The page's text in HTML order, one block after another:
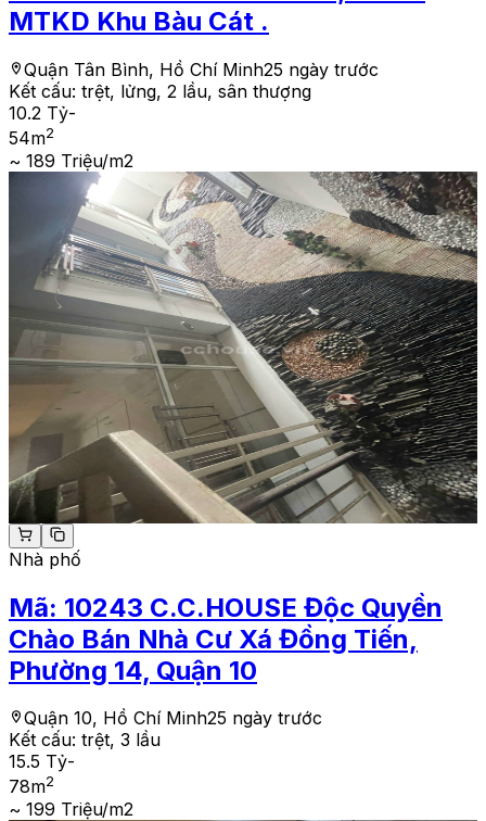
MTKD Khu Bàu Cát .
Quận Tân Bình, Hồ Chí Minh25 ngày trước
Kết cấu: trệt, lửng, 2 lầu, sân thượng
10.2 Tỷ-
54m2
~ 189 Triệu/m2
Nhà phố
Mã: 10243 C.C.HOUSE Độc Quyền
Chào Bán Nhà Cư Xá Đồng Tiến,
Phường 14, Quận 10
Quận 10, Hồ Chí Minh25 ngày trước
Kết cấu: trệt, 3 lầu
15.5 Tỷ-
78m2
~ 199 Triệu/m2